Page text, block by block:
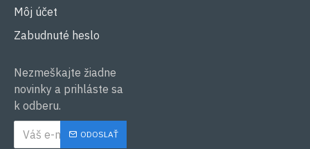
Môj účet
Zabudnuté heslo
Nezmeškajte žiadne
novinky a prihláste sa
k odberu.
ODOSLAŤ